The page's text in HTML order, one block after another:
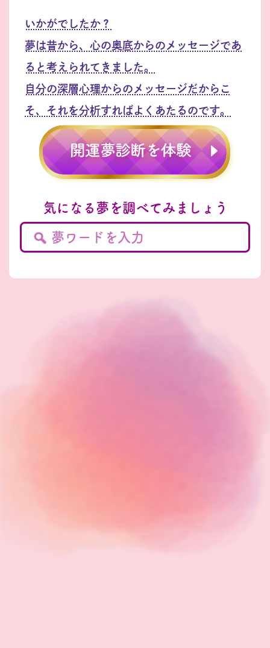
いかがでしたか？
夢は昔から、心の奥底からのメッセージであ
ると考えられてきました。
自分の深層心理からのメッセージだからこ
そ、それを分析すればよくあたるのです。
気になる夢を調べてみましょう